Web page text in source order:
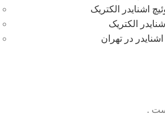
اشنایدر الکتریک
الکتریک
در تهران
.